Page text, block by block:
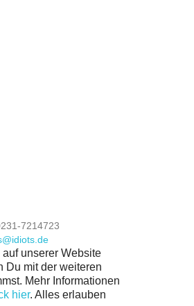
7214723
unserer Website
Du mit der weiteren
Mehr Informationen
hier. Alles erlauben